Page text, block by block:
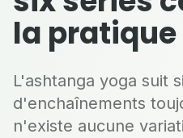
la
L'ashtanga yoga suit
d'enchaînements
n'existe aucune